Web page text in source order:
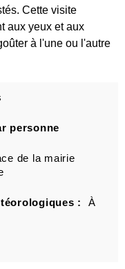
Cette visite
aux yeux et aux
à l'une ou l'autre
personne
de la mairie
:
À